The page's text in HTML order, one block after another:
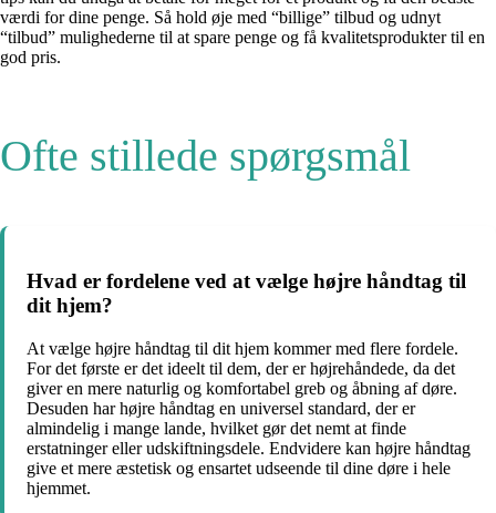
værdi for dine penge. Så hold øje med “billige” tilbud og udnyt
“tilbud” mulighederne til at spare penge og få kvalitetsprodukter til en
god pris.
Ofte stillede spørgsmål
Hvad er fordelene ved at vælge højre håndtag til
dit hjem?
At vælge højre håndtag til dit hjem kommer med flere fordele.
For det første er det ideelt til dem, der er højrehåndede, da det
giver en mere naturlig og komfortabel greb og åbning af døre.
Desuden har højre håndtag en universel standard, der er
almindelig i mange lande, hvilket gør det nemt at finde
erstatninger eller udskiftningsdele. Endvidere kan højre håndtag
give et mere æstetisk og ensartet udseende til dine døre i hele
hjemmet.